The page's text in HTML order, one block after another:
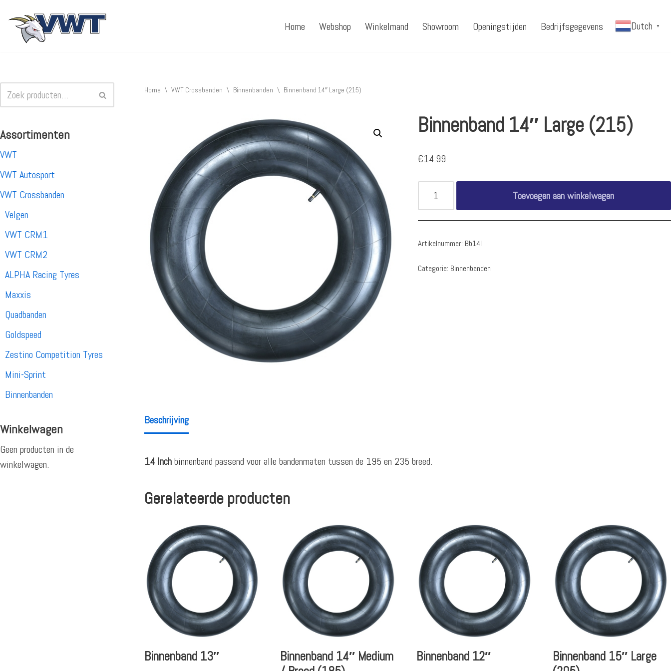
Ga
Home Webshop Winkelmand Showroom Openingstijden Bedrijfsgegevens Dutch ▼
Assortimenten
VWT
VWT Autosport
VWT Crossbanden
Velgen
VWT CRM1
VWT CRM2
ALPHA Racing Tyres
Maxxis
Quadbanden
Goldspeed
Zestino Competition Tyres
Mini-Sprint
Binnenbanden
Winkelwagen
Geen producten in de
winkelwagen.
Home \ VWT Crossbanden \ Binnenbanden \ Binnenband 14″ Large (215)
Binnenband 14″ Large (215)
€14.99
Toevoegen aan winkelwagen
Artikelnummer: Bb14l
Categorie: Binnenbanden
Beschrijving
14 Inchbinnenband passend voor alle bandenmaten tussen de 195 en 235 breed.
Gerelateerde producten
Binnenband 13″
Binnenband 14″ Medium
Binnenband 12″
Binnenband 15″ Large